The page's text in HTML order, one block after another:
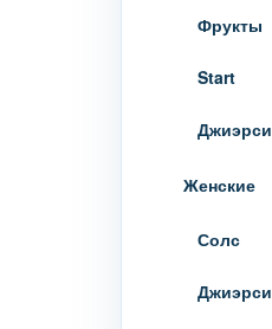
Фрукты
Start
Джиэрси
Женские
Солс
Джиэрси